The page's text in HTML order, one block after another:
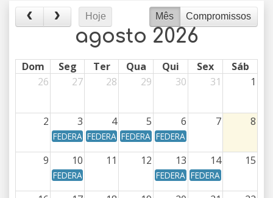
Hoje Mês Compromissos
agosto 2026
Dom Seg Ter Qua Qui Sex
Sáb
26
27 28 29 30 31 1
2 3 4 5 6 7 8
FEDERAL - Calendário Federal - Data de vencimento:
FEDERAL - Calendário Federal - Data de
FEDERAL - Calendário Federal - Data
FEDERAL - Calendário
9 10 11 12 13 14 15
FEDERAL - Calendário Federal - Data de vencimento:
FEDERAL - Calendário
FEDERAL -